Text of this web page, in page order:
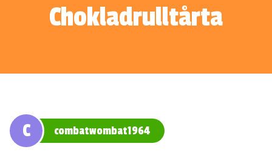
Chokladrulltårta
C combatwombat1964